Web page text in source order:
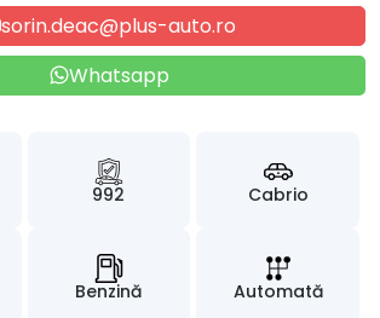
sorin.deac@plus-auto.ro
Whatsapp
992 Cabrio
Benzină Automată